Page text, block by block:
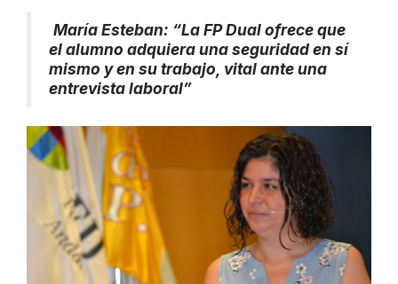
María Esteban: “La FP Dual ofrece que
el alumno adquiera una seguridad en sí
mismo y en su trabajo, vital ante una
entrevista laboral”